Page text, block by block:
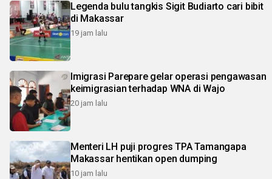
Legenda bulu tangkis Sigit Budiarto cari bibit
di Makassar
19 jam lalu
Imigrasi Parepare gelar operasi pengawasan
keimigrasian terhadap WNA di Wajo
20 jam lalu
Menteri LH puji progres TPA Tamangapa
Makassar hentikan open dumping
10 jam lalu